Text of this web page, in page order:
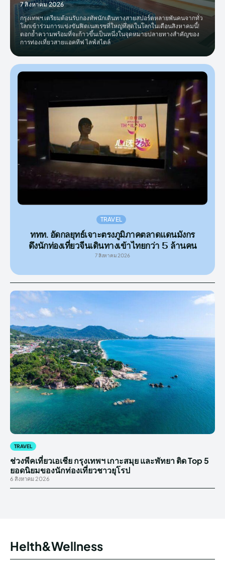
7 สิงหาคม 2026
กรุงเทพฯ เตรียมต้อนรับกองทัพนักเดินทางสายสปอร์ตหลายพันคนจากทั่ว
โลกเข้าร่วมการแข่งขันฟิตเนสเรซที่ใหญ่ทึ่สุดในโลกในเดือนสิงหาคมนี้!
ตอกย้ำความพร้อมที่จะก้าวขึ้นเป็นหนึ่งในจุดหมายปลายทางสำคัญของ
การท่องเที่ยวสายแอคทีฟ ไลฟ์สไตล์
TRAVEL
ททท. อัดกลยุทธ์เจาะตรงภูมิภาคตลาดแดนมังกร
ดึงนักท่องเที่ยวจีนเดินทางเข้าไทยกว่า 5 ล้านคน
7 สิงหาคม 2026
TRAVEL
ช่วงพีคเที่ยวเอเชีย กรุงเทพฯ เกาะสมุย และพัทยา ติด Top 5
ยอดนิยมของนักท่องเที่ยวชาวยุโรป
6 สิงหาคม 2026
Helth&Wellness